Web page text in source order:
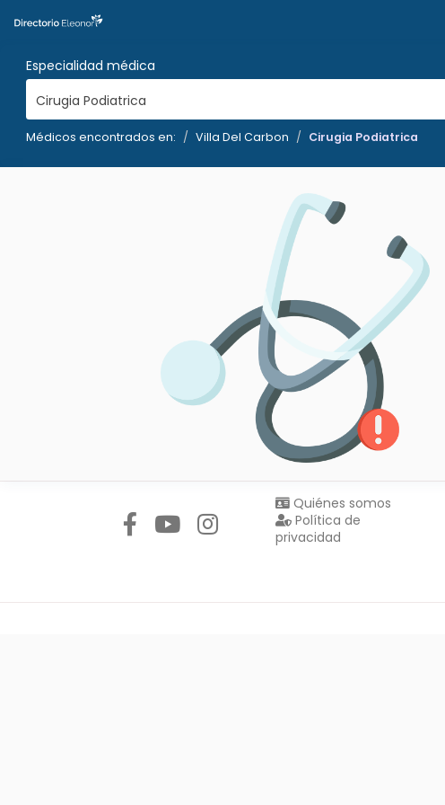
Especialidad médica
Cirugia Podiatrica
Médicos encontrados en: Villa Del Carbon Cirugia Podiatrica
Quiénes somos
Política de
privacidad